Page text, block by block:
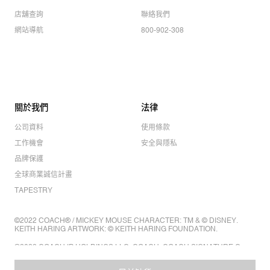
店舖查詢
網站導航
聯絡我們
800-902-308
關於我們
公司資料
工作機會
品牌保護
全球商業誠信計畫
TAPESTRY
法律
使用條款
安全與隱私
©2022 COACH® / MICKEY MOUSE CHARACTER: TM & © DISNEY.
KEITH HARING ARTWORK: © KEITH HARING FOUNDATION.
©2022 COACH IP HOLDINGS LLC. COACH, COACH SIGNATURE C